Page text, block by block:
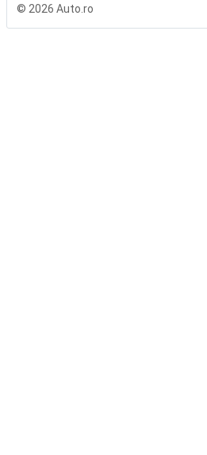
© 2026 Auto.ro